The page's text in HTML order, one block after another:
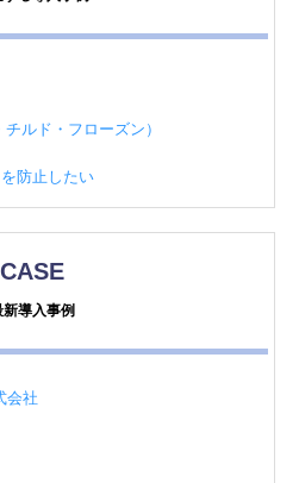
ルド・フローズン）
防止したい
CASE
新導入事例
会社